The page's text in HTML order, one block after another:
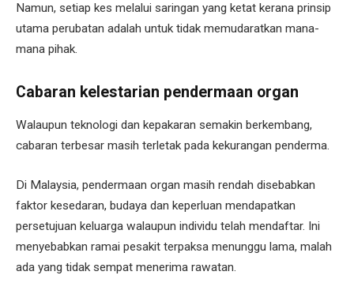
Namun, setiap kes melalui saringan yang ketat kerana prinsip
utama perubatan adalah untuk tidak memudaratkan mana-
mana pihak.
Cabaran kelestarian pendermaan organ
Walaupun teknologi dan kepakaran semakin berkembang,
cabaran terbesar masih terletak pada kekurangan penderma.
Di Malaysia, pendermaan organ masih rendah disebabkan
faktor kesedaran, budaya dan keperluan mendapatkan
persetujuan keluarga walaupun individu telah mendaftar. Ini
menyebabkan ramai pesakit terpaksa menunggu lama, malah
ada yang tidak sempat menerima rawatan.